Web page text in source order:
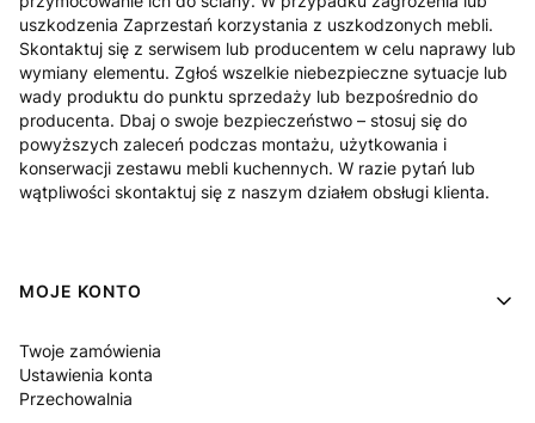
uszkodzenia Zaprzestań korzystania z uszkodzonych mebli.
Skontaktuj się z serwisem lub producentem w celu naprawy lub
wymiany elementu. Zgłoś wszelkie niebezpieczne sytuacje lub
wady produktu do punktu sprzedaży lub bezpośrednio do
producenta. Dbaj o swoje bezpieczeństwo – stosuj się do
powyższych zaleceń podczas montażu, użytkowania i
konserwacji zestawu mebli kuchennych. W razie pytań lub
wątpliwości skontaktuj się z naszym działem obsługi klienta.
Linki w stopce
MOJE KONTO
Twoje zamówienia
Ustawienia konta
Przechowalnia